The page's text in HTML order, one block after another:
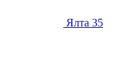
Ялта 35